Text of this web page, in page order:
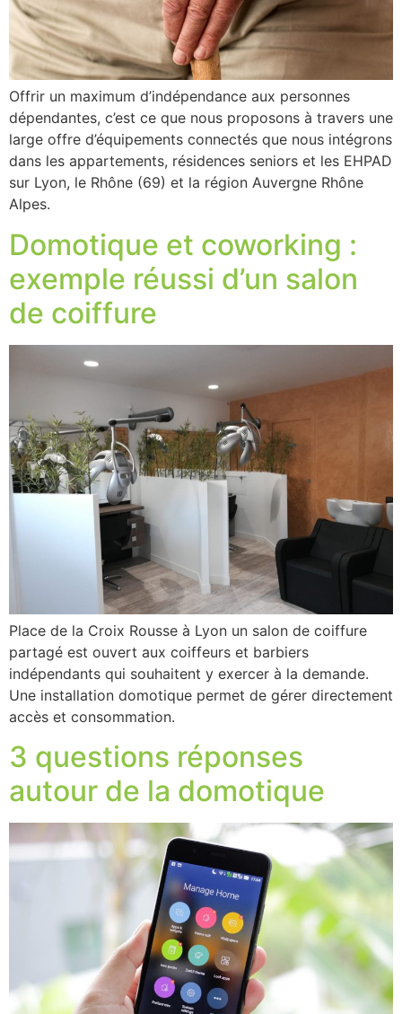
Offrir un maximum d’indépendance aux personnes
dépendantes, c’est ce que nous proposons à travers une
large offre d’équipements connectés que nous intégrons
dans les appartements, résidences seniors et les EHPAD
sur Lyon, le Rhône (69) et la région Auvergne Rhône
Alpes.
Domotique et coworking :
exemple réussi d’un salon
de coiffure
Place de la Croix Rousse à Lyon un salon de coiffure
partagé est ouvert aux coiffeurs et barbiers
indépendants qui souhaitent y exercer à la demande.
Une installation domotique permet de gérer directement
accès et consommation.
3 questions réponses
autour de la domotique